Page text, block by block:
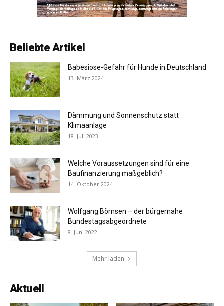
Beliebte Artikel
Babesiose-Gefahr für Hunde in Deutschland
13. März 2024
Dämmung und Sonnenschutz statt
Klimaanlage
18. Juli 2023
Welche Voraussetzungen sind für eine
Baufinanzierung maßgeblich?
14. Oktober 2024
Wolfgang Börnsen – der bürgernahe
Bundestagsabgeordnete
8. Juni 2022
Mehr laden
Aktuell